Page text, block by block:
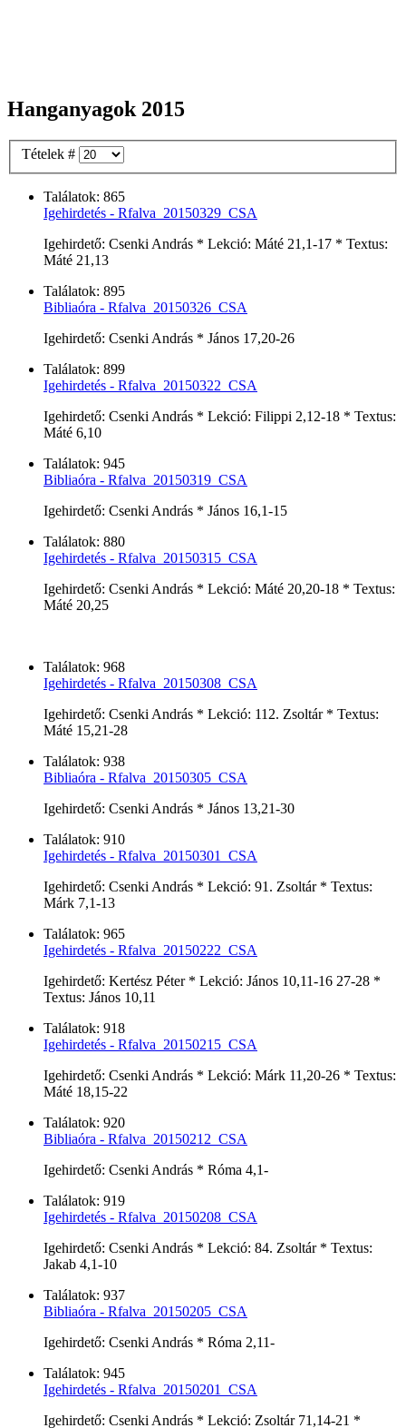
Hanganyagok 2015
Tételek #
Találatok: 865
Igehirdetés - Rfalva_20150329_CSA
Igehirdető: Csenki András * Lekció: Máté 21,1-17 * Textus:
Máté 21,13
Találatok: 895
Bibliaóra - Rfalva_20150326_CSA
Igehirdető: Csenki András * János 17,20-26
Találatok: 899
Igehirdetés - Rfalva_20150322_CSA
Igehirdető: Csenki András * Lekció: Filippi 2,12-18 * Textus:
Máté 6,10
Találatok: 945
Bibliaóra - Rfalva_20150319_CSA
Igehirdető: Csenki András * János 16,1-15
Találatok: 880
Igehirdetés - Rfalva_20150315_CSA
Igehirdető: Csenki András * Lekció: Máté 20,20-18 * Textus:
Máté 20,25
Találatok: 968
Igehirdetés - Rfalva_20150308_CSA
Igehirdető: Csenki András * Lekció: 112. Zsoltár * Textus:
Máté 15,21-28
Találatok: 938
Bibliaóra - Rfalva_20150305_CSA
Igehirdető: Csenki András * János 13,21-30
Találatok: 910
Igehirdetés - Rfalva_20150301_CSA
Igehirdető: Csenki András * Lekció: 91. Zsoltár * Textus:
Márk 7,1-13
Találatok: 965
Igehirdetés - Rfalva_20150222_CSA
Igehirdető: Kertész Péter * Lekció: János 10,11-16 27-28 *
Textus: János 10,11
Találatok: 918
Igehirdetés - Rfalva_20150215_CSA
Igehirdető: Csenki András * Lekció: Márk 11,20-26 * Textus:
Máté 18,15-22
Találatok: 920
Bibliaóra - Rfalva_20150212_CSA
Igehirdető: Csenki András * Róma 4,1-
Találatok: 919
Igehirdetés - Rfalva_20150208_CSA
Igehirdető: Csenki András * Lekció: 84. Zsoltár * Textus:
Jakab 4,1-10
Találatok: 937
Bibliaóra - Rfalva_20150205_CSA
Igehirdető: Csenki András * Róma 2,11-
Találatok: 945
Igehirdetés - Rfalva_20150201_CSA
Igehirdető: Csenki András * Lekció: Zsoltár 71,14-21 *